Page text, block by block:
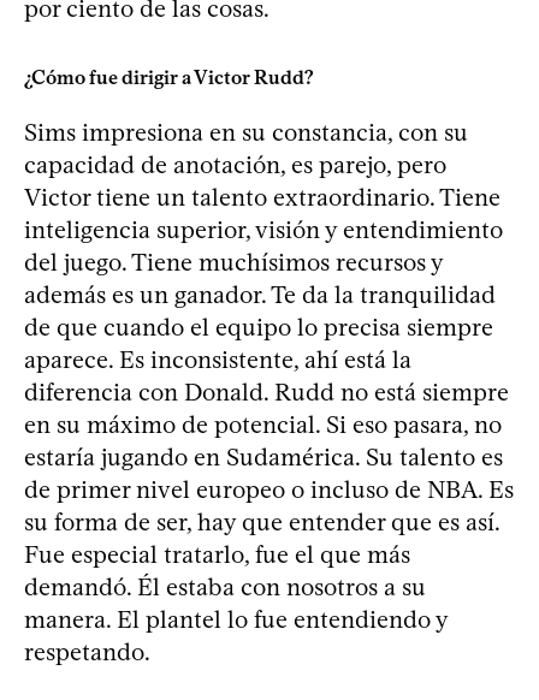
por ciento de las cosas.
¿Cómo fue dirigir a Victor Rudd?
Sims impresiona en su constancia, con su
capacidad de anotación, es parejo, pero
Victor tiene un talento extraordinario. Tiene
inteligencia superior, visión y entendimiento
del juego. Tiene muchísimos recursos y
además es un ganador. Te da la tranquilidad
de que cuando el equipo lo precisa siempre
aparece. Es inconsistente, ahí está la
diferencia con Donald. Rudd no está siempre
en su máximo de potencial. Si eso pasara, no
estaría jugando en Sudamérica. Su talento es
de primer nivel europeo o incluso de NBA. Es
su forma de ser, hay que entender que es así.
Fue especial tratarlo, fue el que más
demandó. Él estaba con nosotros a su
manera. El plantel lo fue entendiendo y
respetando.